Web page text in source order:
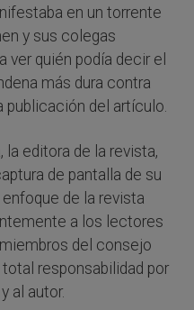
en un torrente
y sus colegas
ver quién podía decir el
más dura contra
del artículo.
la editora de la revista,
de pantalla de su
de la revista
a los lectores
del consejo
responsabilidad por
al autor.